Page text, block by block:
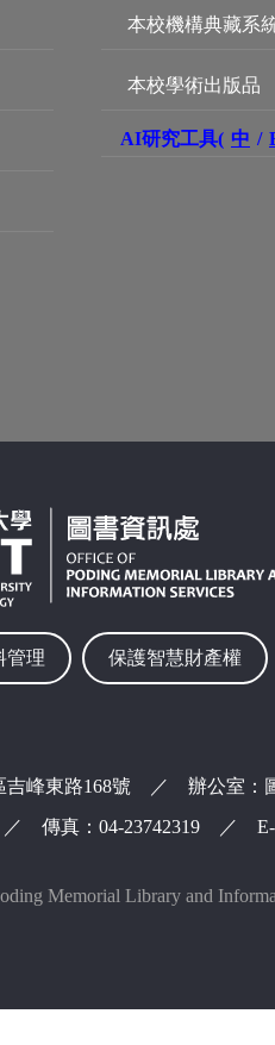
本校機構典藏系
本校學術出版品
AI研究工具( 中 /
管理 保護智慧財產權
吉峰東路168號 ／ 辦公室：
／ 傳真：04-23742319 ／ E-
Memorial Library and